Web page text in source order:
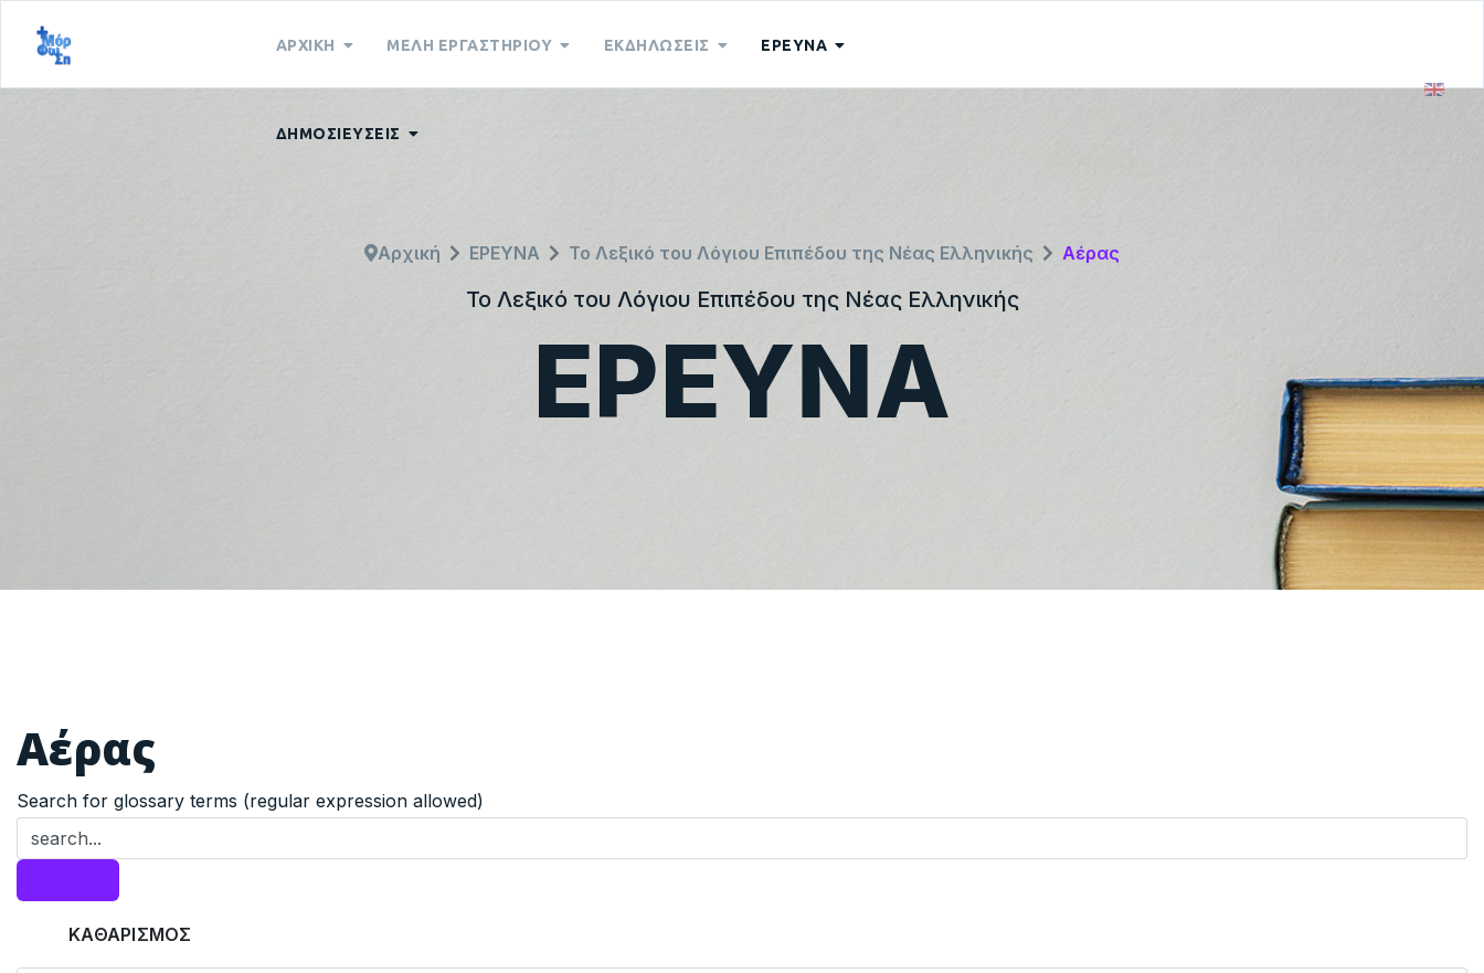
ΑΡΧΙΚΗ ΜΕΛΗ ΕΡΓΑΣΤΗΡΙΟΥ ΕΚΔΗΛΩΣΕΙΣ ΕΡΕΥΝΑ
ΔΗΜΟΣΙΕΥΣΕΙΣ
ΕΡΕΥΝΑ
Το Λεξικό του Λόγιου Επιπέδου της Νέας Ελληνικής
Αρχική ΕΡΕΥΝΑ Το Λεξικό του Λόγιου Επιπέδου της Νέας Ελληνικής Αέρας
Αέρας
Search for glossary terms (regular expression allowed)